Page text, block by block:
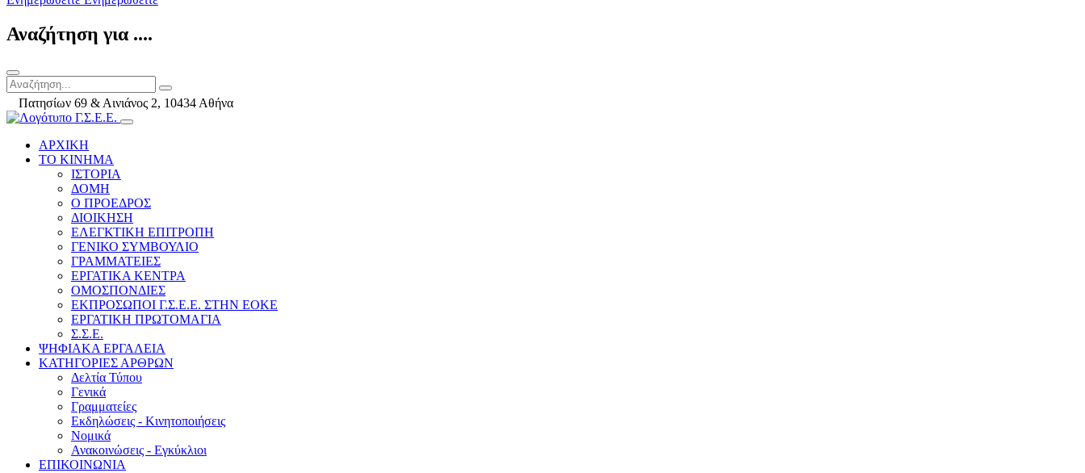
Αναζήτηση για ....
Πατησίων 69 & Αινιάνος 2, 10434 Αθήνα
ΑΡΧΙΚΗ
ΤΟ ΚΙΝΗΜΑ
ΙΣΤΟΡΙΑ
ΔΟΜΗ
Ο ΠΡΟΕΔΡΟΣ
ΔΙΟΙΚΗΣΗ
ΕΛΕΓΚΤΙΚΗ ΕΠΙΤΡΟΠΗ
ΓΕΝΙΚΟ ΣΥΜΒΟΥΛΙΟ
ΓΡΑΜΜΑΤΕΙΕΣ
ΕΡΓΑΤΙΚΑ ΚΕΝΤΡΑ
ΟΜΟΣΠΟΝΔΙΕΣ
ΕΚΠΡΟΣΩΠΟΙ Γ.Σ.Ε.Ε. ΣΤΗΝ ΕΟΚΕ
ΕΡΓΑΤΙΚΗ ΠΡΩΤΟΜΑΓΙΑ
Σ.Σ.Ε.
ΨΗΦΙΑΚΑ ΕΡΓΑΛΕΙΑ
ΚΑΤΗΓΟΡΙΕΣ ΑΡΘΡΩΝ
Δελτία Τύπου
Γενικά
Γραμματείες
Εκδηλώσεις - Κινητοποιήσεις
Νομικά
Ανακοινώσεις - Εγκύκλιοι
ΕΠΙΚΟΙΝΩΝΙΑ